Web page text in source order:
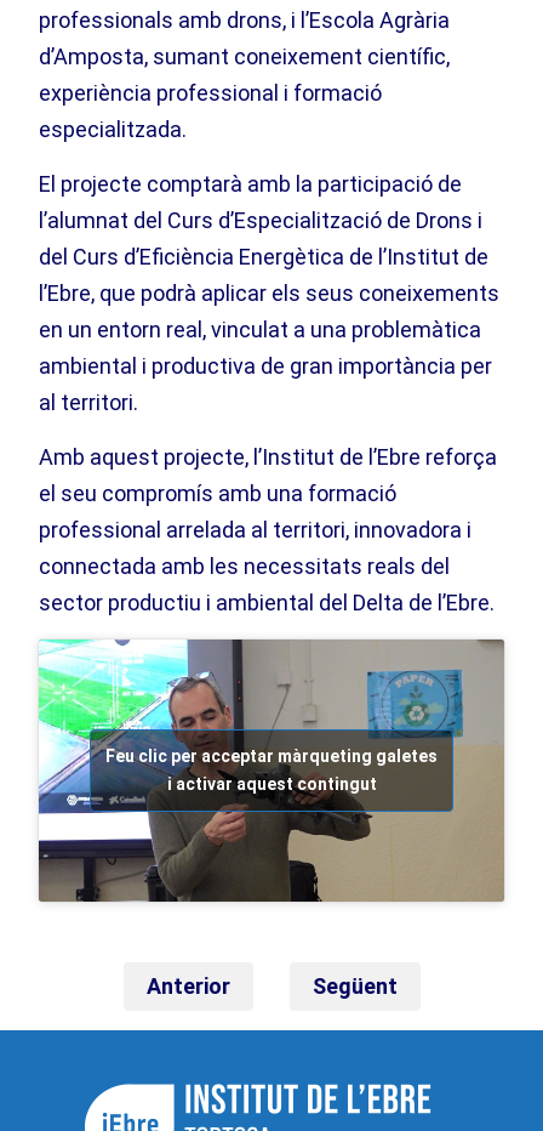
professionals amb drons, i l’Escola Agrària
d’Amposta, sumant coneixement científic,
experiència professional i formació
especialitzada.
El projecte comptarà amb la participació de
l’alumnat del Curs d’Especialització de Drons i
del Curs d’Eficiència Energètica de l’Institut de
l’Ebre, que podrà aplicar els seus coneixements
en un entorn real, vinculat a una problemàtica
ambiental i productiva de gran importància per
al territori.
Amb aquest projecte, l’Institut de l’Ebre reforça
el seu compromís amb una formació
professional arrelada al territori, innovadora i
connectada amb les necessitats reals del
sector productiu i ambiental del Delta de l’Ebre.
Feu clic per acceptar màrqueting galetes
i activar aquest contingut
Anterior Següent